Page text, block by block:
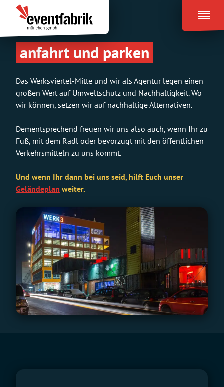
Inhalt
springen
Eventfabrik
München
anfahrt und parken
Das Werksviertel-Mitte und wir als Agentur legen einen
großen Wert auf Umweltschutz und Nachhaltigkeit. Wo
wir können, setzen wir auf nachhaltige Alternativen.
Dementsprechend freuen wir uns also auch, wenn Ihr zu
Fuß, mit dem Radl oder bevorzugt mit den öffentlichen
Verkehrsmitteln zu uns kommt.
Und wenn Ihr dann bei uns seid, hilft Euch unser
Geländeplan weiter.